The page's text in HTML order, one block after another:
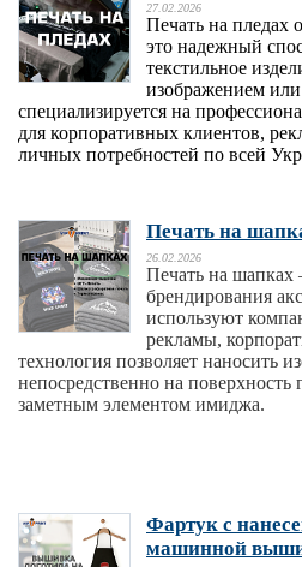
27.02.2026
Печать на
это надежный
текстильное
изображением
специализируется на
для корпоративных клиентов,
личных потребностей по всей
Печать на
26.02.2026
Печать на
брендирования
используют
рекламы,
технология позволяет наносить
непосредственно на поверхность
заметным элементом имиджа.
Фартук с
машинной